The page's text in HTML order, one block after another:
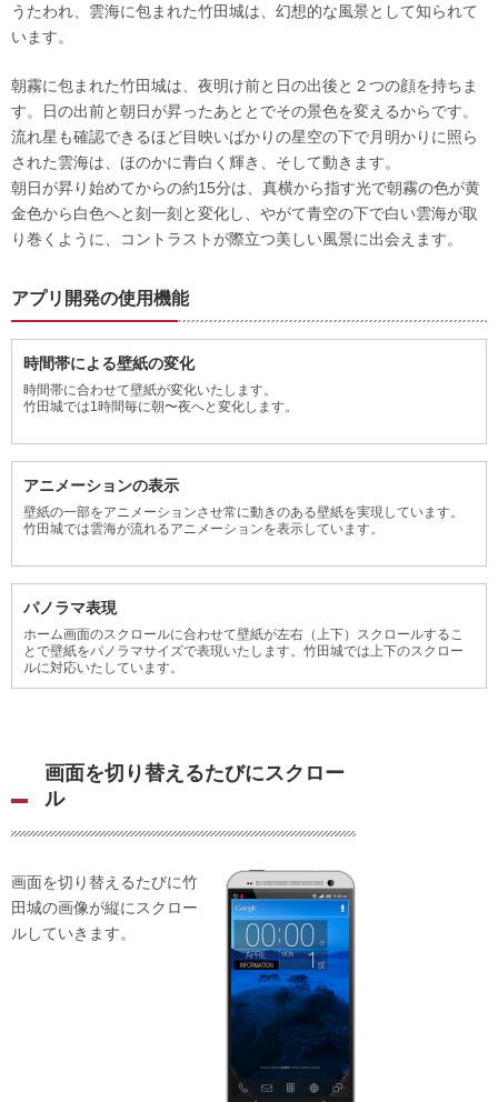
うたわれ、雲海に包まれた竹田城は、幻想的な風景として知られて
います。
朝霧に包まれた竹田城は、夜明け前と日の出後と２つの顔を持ちま
す。日の出前と朝日が昇ったあととでその景色を変えるからです。
流れ星も確認できるほど目映いばかりの星空の下で月明かりに照ら
された雲海は、ほのかに青白く輝き、そして動きます。
朝日が昇り始めてからの約15分は、真横から指す光で朝霧の色が黄
金色から白色へと刻一刻と変化し、やがて青空の下で白い雲海が取
り巻くように、コントラストが際立つ美しい風景に出会えます。
アプリ開発の使用機能
時間帯による壁紙の変化
時間帯に合わせて壁紙が変化いたします。
竹田城では1時間毎に朝〜夜へと変化します。
アニメーションの表示
壁紙の一部をアニメーションさせ常に動きのある壁紙を実現しています。
竹田城では雲海が流れるアニメーションを表示しています。
パノラマ表現
ホーム画面のスクロールに合わせて壁紙が左右（上下）スクロールするこ
とで壁紙をパノラマサイズで表現いたします。竹田城では上下のスクロー
ルに対応いたしています。
画面を切り替えるたびにスクロー
ル
画面を切り替えるたびに竹
田城の画像が縦にスクロー
ルしていきます。